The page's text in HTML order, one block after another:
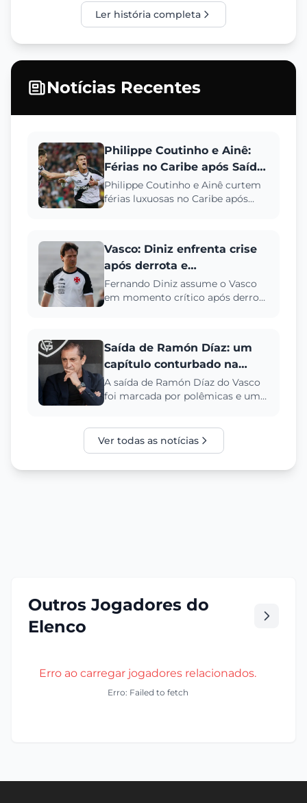
Ler história completa
Notícias Recentes
Philippe Coutinho e Ainê:
Férias no Caribe após Saída
do Vasco e Rumores de
Crise
Philippe Coutinho e Ainê curtem
férias luxuosas no Caribe após
Vasco: Diniz enfrenta crise
após derrota e
rebaixamento
Fernando Diniz assume o Vasco
em momento crítico após derrota
Saída de Ramón Díaz: um
capítulo conturbado na
crise do Vasco
A saída de Ramón Díaz do Vasco
foi marcada por polêmicas e uma
Ver todas as notícias
Outros Jogadores do
Elenco
Erro ao carregar jogadores relacionados.
Erro: Failed to fetch